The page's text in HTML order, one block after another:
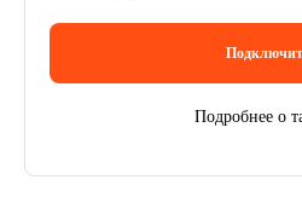
Подробнее о